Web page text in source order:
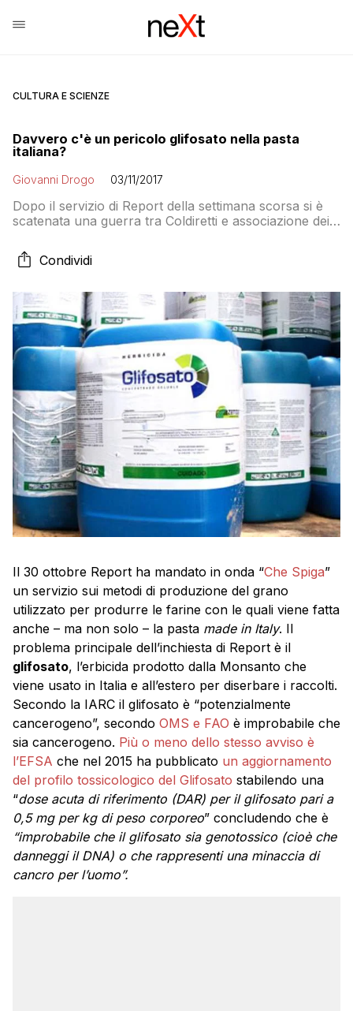
CULTURA E SCIENZE
Davvero c'è un pericolo glifosato nella pasta
italiana?
Giovanni Drogo 03/11/2017
Dopo il servizio di Report della settimana scorsa si è
scatenata una guerra tra Coldiretti e associazione dei
grano dall’estero i secondi ricordano che la
produzione nazionale non è sufficiente. E nel
favorevoli all’uso del glifosato in Italia. Strano? No, è
questione di prezzo
Condividi
Il 30 ottobre Report ha mandato in onda “Che Spiga”
un servizio sui metodi di produzione del grano
utilizzato per produrre le farine con le quali viene fatta
anche – ma non solo – la pasta made in Italy. Il
problema principale dell’inchiesta di Report è il
glifosato, l’erbicida prodotto dalla Monsanto che
viene usato in Italia e all’estero per diserbare i raccolti.
Secondo la IARC il glifosato è “potenzialmente
cancerogeno”, secondo OMS e FAO è improbabile che
sia cancerogeno. Più o meno dello stesso avviso è
l’EFSA che nel 2015 ha pubblicato un aggiornamento
del profilo tossicologico del Glifosato stabilendo una
“dose acuta di riferimento (DAR) per il glifosato pari a
0,5 mg per kg di peso corporeo” concludendo che è
“improbabile che il glifosato sia genotossico (cioè che
danneggi il DNA) o che rappresenti una minaccia di
cancro per l’uomo”.